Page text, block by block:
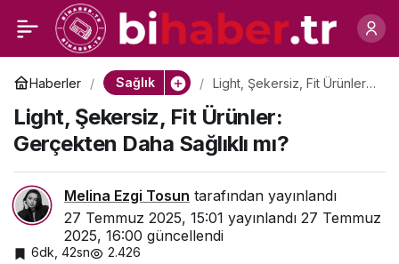
Haberler Sağlık
Light, Şekersiz, Fit Ürünler:
Light, Şekersiz, Fit Ürünler:
Gerçekten Daha Sağlıklı mı?
Melina Ezgi Tosun tarafından yayınlandı
27 Temmuz 2025, 15:01 yayınlandı 27 Temmuz
2025, 16:00 güncellendi
6dk, 42sn 2.426
Anne Adaylarının
Başucu Kitabı
0 Paylaş